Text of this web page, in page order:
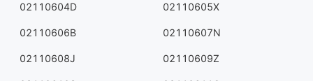
02110604D 02110605X
02110606B 02110607N
02110608J 02110609Z